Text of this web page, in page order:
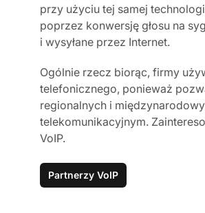
przy użyciu tej samej
poprzez konwersję głosu na
i wysyłane przez Internet.
Ogólnie rzecz biorąc, firmy
telefonicznego, ponieważ
regionalnych i
telekomunikacyjnym.
VoIP.
Partnerzy VoIP